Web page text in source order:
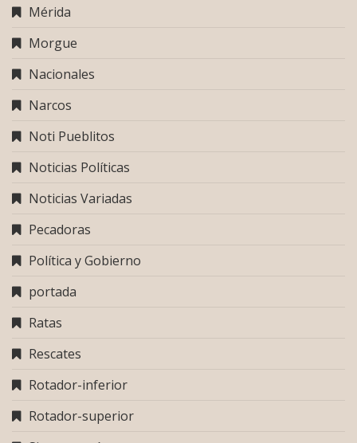
Mérida
Morgue
Nacionales
Narcos
Noti Pueblitos
Noticias Políticas
Noticias Variadas
Pecadoras
Política y Gobierno
portada
Ratas
Rescates
Rotador-inferior
Rotador-superior